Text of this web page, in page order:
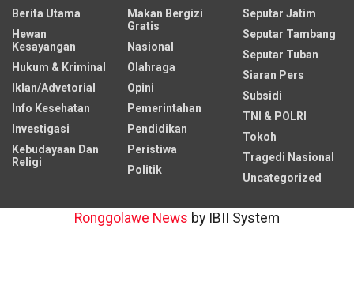
Berita Utama
Hewan
Kesayangan
Hukum & Kriminal
Iklan/Advetorial
Info Kesehatan
Investigasi
Kebudayaan Dan
Religi
Makan Bergizi
Gratis
Nasional
Olahraga
Opini
Pemerintahan
Pendidikan
Peristiwa
Politik
Seputar Jatim
Seputar Tambang
Seputar Tuban
Siaran Pers
Subsidi
TNI & POLRI
Tokoh
Tragedi Nasional
Uncategorized
Ronggolawe News by IBII System